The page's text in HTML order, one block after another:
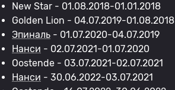
New Star - 01.08.2018-01.01.2018
Golden Lion - 04.07.2019-01.08.2018
Эпиналь - 01.07.2020-04.07.2019
Нанси - 02.07.2021-01.07.2020
Oostende - 03.07.2021-02.07.2021
Нанси - 30.06.2022-03.07.2021